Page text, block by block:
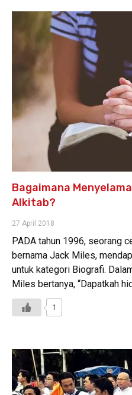
Bagaimana
Alkitab?
27 April 2018
PADA tahun 1996, seorang
bernama Jack Miles,
untuk kategori Biografi.
Miles bertanya, “Dapatkah
1